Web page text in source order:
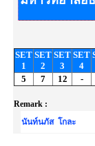
SET
1
SET
2
SET
3
SET
4
5
7 12 -
Remark :
นันท์นภัส โกละ